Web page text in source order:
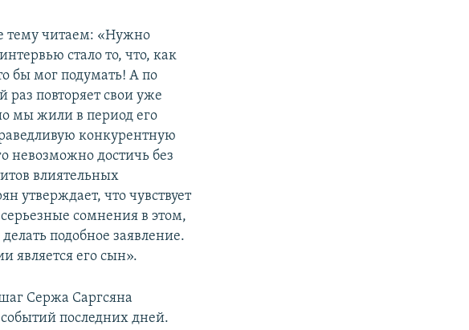
тему читаем: «Нужно
стало то, что, как
бы мог подумать! А по
повторяет свои уже
мы жили в период его
конкурентную
невозможно достичь без
влиятельных
утверждает, что чувствует
сомнения в этом,
подобное заявление.
является его сын».
Сержа Саргсяна
последних дней.